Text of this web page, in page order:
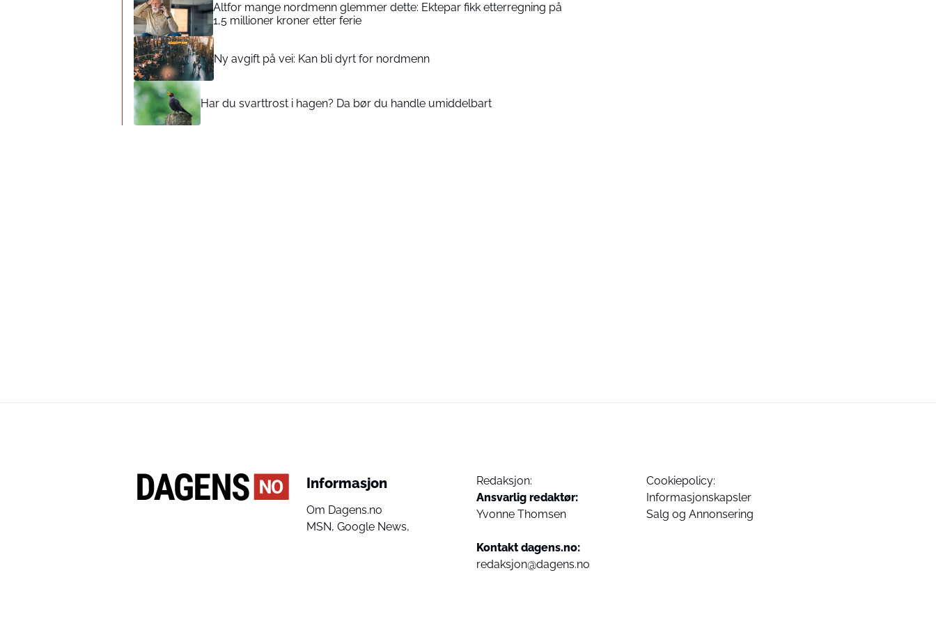
Altfor mange nordmenn glemmer dette: Ektepar fikk etterregning på
1,5 millioner kroner etter ferie
Ny avgift på vei: Kan bli dyrt for nordmenn
Har du svarttrost i hagen? Da bør du handle umiddelbart
Informasjon
Om Dagens.no
MSN, Google News,
Redaksjon:
Ansvarlig redaktør:
Yvonne Thomsen
Kontakt dagens.no:
redaksjon@dagens.no
Cookiepolicy:
Informasjonskapsler
Salg og Annonsering